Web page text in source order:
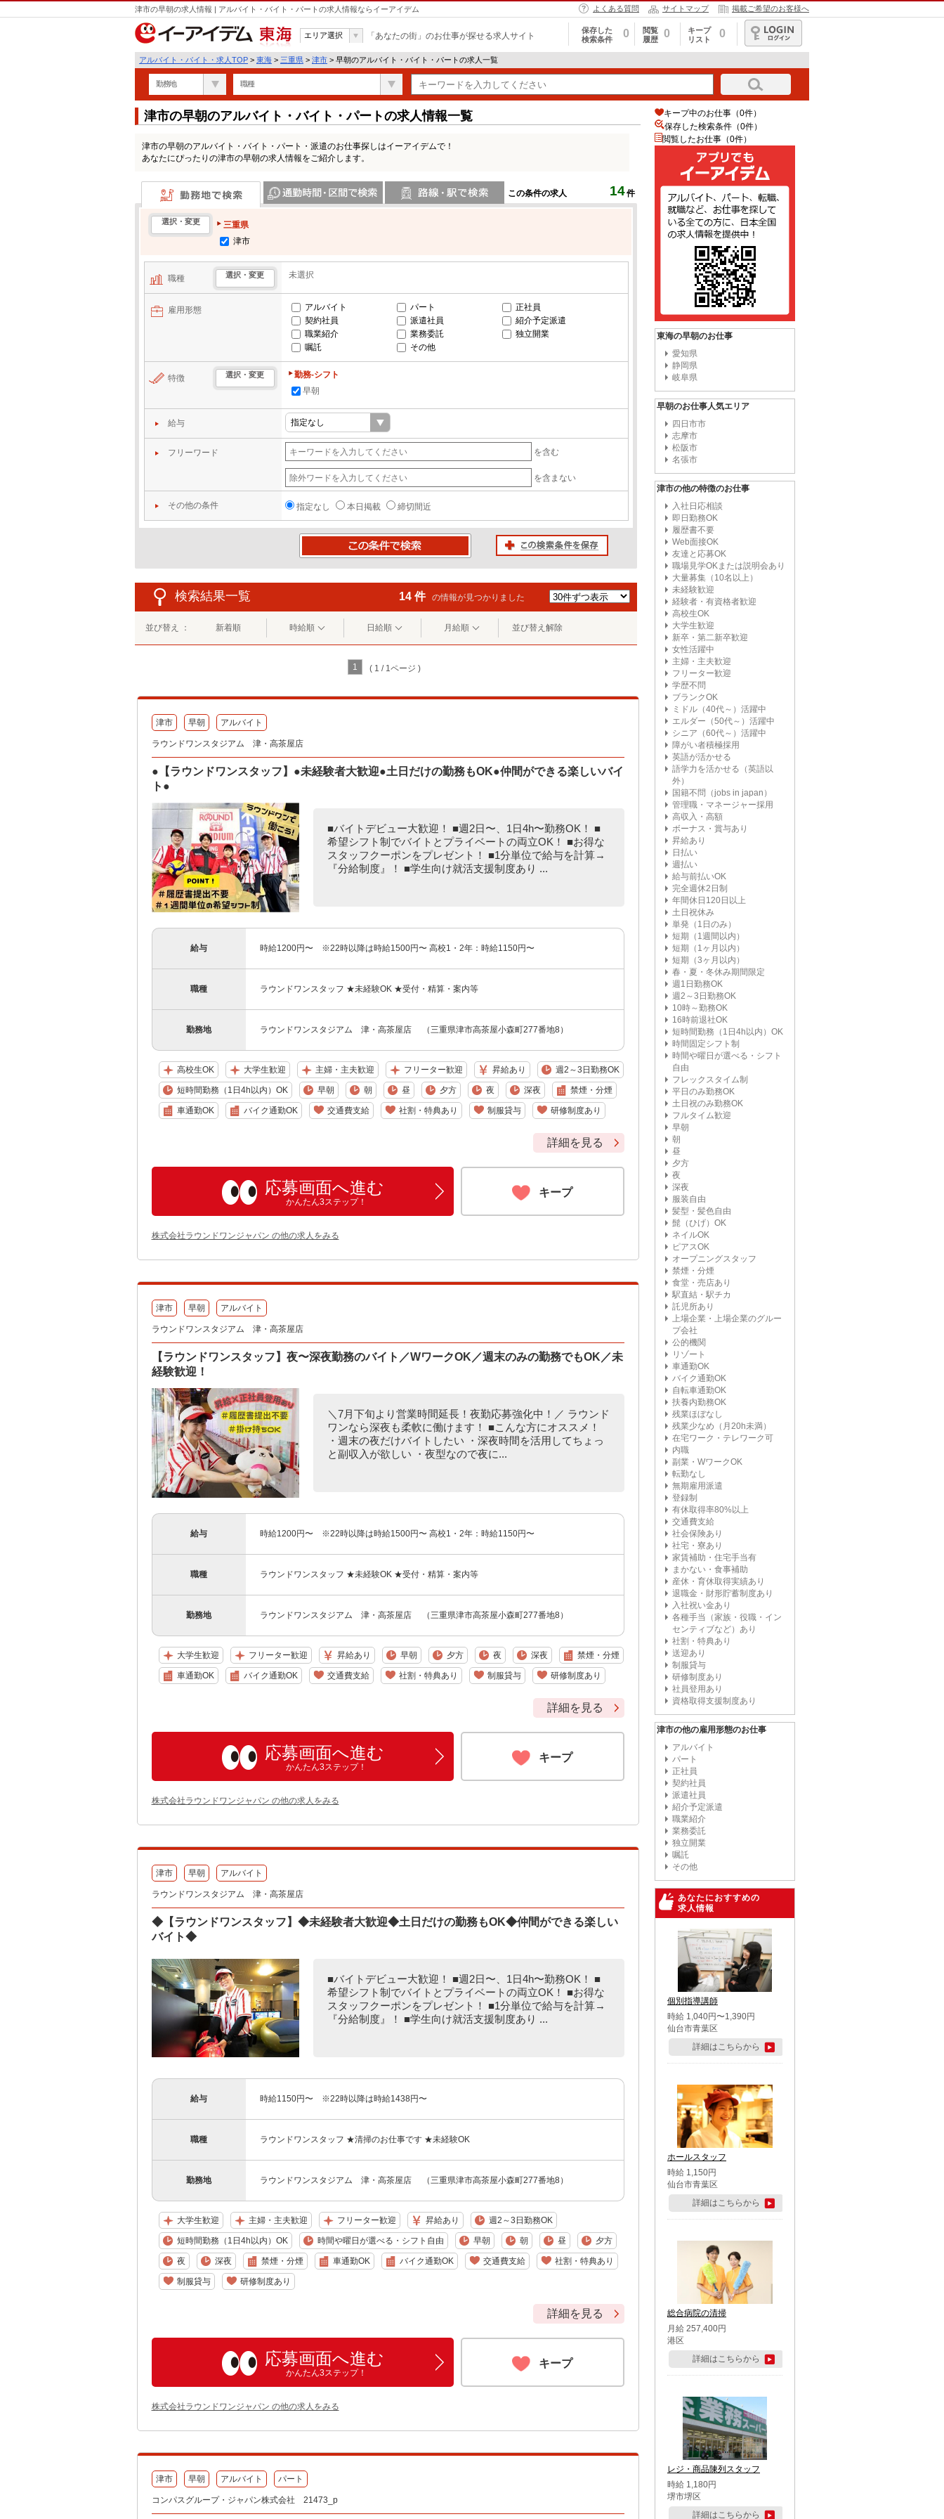
津市の早朝の求人情報 | アルバイト・バイト・パートの求人情報ならイーアイデム よくある質問 サイトマップ 掲載ご希望のお客様へ
東海
エリア選択 「あなたの街」のお仕事が探せる求人サイト
保存した
検索条件
0
閲覧
履歴
0
キープ
リスト
0
ログイン
アルバイト・バイト・求人TOP > 東海 > 三重県 > 津市 > 早朝のアルバイト・バイト・パートの求人一覧
勤務地 職種
津市の早朝のアルバイト・バイト・パートの求人情報一覧
津市の早朝のアルバイト・バイト・パート・派遣のお仕事探しはイーアイデムで！
あなたにぴったりの津市の早朝の求人情報をご紹介します。
この条件の求人 14件
勤務地で検索
選択・変更
三重県
津市
職種 選択・変更 未選択
雇用形態 アルバイト パート
正社員
契約社員
派遣社員
紹介予定派遣
職業紹介
業務委託
独立開業
嘱託
その他
特徴 選択・変更
勤務-シフト
早朝
給与
フリーワード を含む
を含まない
その他の条件 指定なし 本日掲載 締切間近
検索結果一覧 14 件 の情報が見つかりました
並び替え ： 新着順 時給順 日給順 月給順 並び替え解除
1 ( 1 / 1ページ )
津市 早朝 アルバイト
ラウンドワンスタジアム 津・高茶屋店
●【ラウンドワンスタッフ】●未経験者大歓迎●土日だけの勤務もOK●仲間ができる楽しいバイ
ト●
■バイトデビュー大歓迎！ ■週2日〜、1日4h〜勤務OK！ ■
希望シフト制でバイトとプライベートの両立OK！ ■お得な
スタッフクーポンをプレゼント！ ■1分単位で給与を計算→
『分給制度』！ ■学生向け就活支援制度あり ...
給与 時給1200円〜 ※22時以降は時給1500円〜 高校1・2年：時給1150円〜
職種 ラウンドワンスタッフ ★未経験OK ★受付・精算・案内等
勤務地 ラウンドワンスタジアム 津・高茶屋店 （三重県津市高茶屋小森町277番地8）
高校生OK 大学生歓迎 主婦・主夫歓迎 フリーター歓迎 昇給あり 週2～3日勤務OK
短時間勤務（1日4h以内）OK 早朝 朝 昼 夕方 夜 深夜 禁煙・分煙
車通勤OK バイク通勤OK 交通費支給 社割・特典あり 制服貸与 研修制度あり
詳細を見る
応募画面へ進む
かんたん3ステップ！
キープ
株式会社ラウンドワンジャパン の他の求人をみる
津市 早朝 アルバイト
ラウンドワンスタジアム 津・高茶屋店
【ラウンドワンスタッフ】夜〜深夜勤務のバイト／WワークOK／週末のみの勤務でもOK／未
経験歓迎！
＼7月下旬より営業時間延長！夜勤応募強化中！／ ラウンド
ワンなら深夜も柔軟に働けます！ ■こんな方にオススメ！
・週末の夜だけバイトしたい ・深夜時間を活用してちょっ
と副収入が欲しい ・夜型なので夜に...
給与 時給1200円〜 ※22時以降は時給1500円〜 高校1・2年：時給1150円〜
職種 ラウンドワンスタッフ ★未経験OK ★受付・精算・案内等
勤務地 ラウンドワンスタジアム 津・高茶屋店 （三重県津市高茶屋小森町277番地8）
大学生歓迎 フリーター歓迎 昇給あり 早朝 夕方 夜 深夜 禁煙・分煙
車通勤OK バイク通勤OK 交通費支給 社割・特典あり 制服貸与 研修制度あり
詳細を見る
応募画面へ進む
かんたん3ステップ！
キープ
株式会社ラウンドワンジャパン の他の求人をみる
津市 早朝 アルバイト
ラウンドワンスタジアム 津・高茶屋店
◆【ラウンドワンスタッフ】◆未経験者大歓迎◆土日だけの勤務もOK◆仲間ができる楽しい
バイト◆
■バイトデビュー大歓迎！ ■週2日〜、1日4h〜勤務OK！ ■
希望シフト制でバイトとプライベートの両立OK！ ■お得な
スタッフクーポンをプレゼント！ ■1分単位で給与を計算→
『分給制度』！ ■学生向け就活支援制度あり ...
給与 時給1150円〜 ※22時以降は時給1438円〜
職種 ラウンドワンスタッフ ★清掃のお仕事です ★未経験OK
勤務地 ラウンドワンスタジアム 津・高茶屋店 （三重県津市高茶屋小森町277番地8）
大学生歓迎 主婦・主夫歓迎 フリーター歓迎 昇給あり 週2～3日勤務OK
短時間勤務（1日4h以内）OK 時間や曜日が選べる・シフト自由 早朝 朝 昼 夕方
夜 深夜 禁煙・分煙 車通勤OK バイク通勤OK 交通費支給 社割・特典あり
制服貸与 研修制度あり
詳細を見る
応募画面へ進む
かんたん3ステップ！
キープ
株式会社ラウンドワンジャパン の他の求人をみる
津市 早朝 アルバイト パート
コンパスグループ・ジャパン株式会社 21473_p
キープ中のお仕事（0件）
保存した検索条件（0件）
閲覧したお仕事（0件）
東海の早朝のお仕事
愛知県
静岡県
岐阜県
早朝のお仕事人気エリア
四日市市
志摩市
松阪市
名張市
津市の他の特徴のお仕事
入社日応相談
即日勤務OK
履歴書不要
Web面接OK
友達と応募OK
職場見学OKまたは説明会あり
大量募集（10名以上）
未経験歓迎
経験者・有資格者歓迎
高校生OK
大学生歓迎
新卒・第二新卒歓迎
女性活躍中
主婦・主夫歓迎
フリーター歓迎
学歴不問
ブランクOK
ミドル（40代～）活躍中
エルダー（50代～）活躍中
シニア（60代～）活躍中
障がい者積極採用
英語が活かせる
語学力を活かせる（英語以
外）
国籍不問（jobs in japan）
管理職・マネージャー採用
高収入・高額
ボーナス・賞与あり
昇給あり
日払い
週払い
給与前払いOK
完全週休2日制
年間休日120日以上
土日祝休み
単発（1日のみ）
短期（1週間以内）
短期（1ヶ月以内）
短期（3ヶ月以内）
春・夏・冬休み期間限定
週1日勤務OK
週2～3日勤務OK
10時～勤務OK
16時前退社OK
短時間勤務（1日4h以内）OK
時間固定シフト制
時間や曜日が選べる・シフト
自由
フレックスタイム制
平日のみ勤務OK
土日祝のみ勤務OK
フルタイム歓迎
早朝
朝
昼
夕方
夜
深夜
服装自由
髪型・髪色自由
髭（ひげ）OK
ネイルOK
ピアスOK
オープニングスタッフ
禁煙・分煙
食堂・売店あり
駅直結・駅チカ
託児所あり
上場企業・上場企業のグルー
プ会社
公的機関
リゾート
車通勤OK
バイク通勤OK
自転車通勤OK
扶養内勤務OK
残業ほぼなし
残業少なめ（月20h未満）
在宅ワーク・テレワーク可
内職
副業・WワークOK
転勤なし
無期雇用派遣
登録制
有休取得率80%以上
交通費支給
社会保険あり
社宅・寮あり
家賃補助・住宅手当有
まかない・食事補助
産休・育休取得実績あり
退職金・財形貯蓄制度あり
入社祝い金あり
各種手当（家族・役職・イン
センティブなど）あり
社割・特典あり
送迎あり
制服貸与
研修制度あり
社員登用あり
資格取得支援制度あり
津市の他の雇用形態のお仕事
アルバイト
パート
正社員
契約社員
派遣社員
紹介予定派遣
職業紹介
業務委託
独立開業
嘱託
その他
あなたにおすすめの
求人情報
個別指導講師
時給 1,040円〜1,390円
仙台市青葉区
詳細はこちらから
ホールスタッフ
時給 1,150円
仙台市青葉区
詳細はこちらから
総合病院の清掃
月給 257,400円
港区
詳細はこちらから
レジ・商品陳列スタッフ
時給 1,180円
堺市堺区
詳細はこちらから